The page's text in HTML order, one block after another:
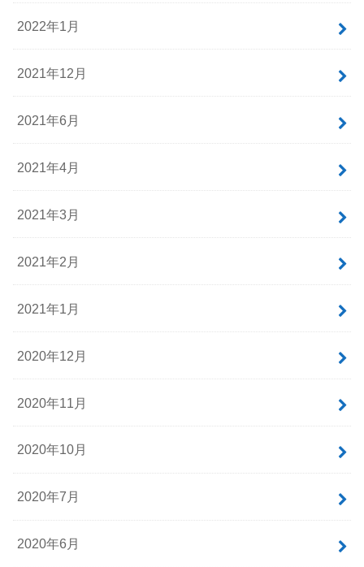
2022年1月
2021年12月
2021年6月
2021年4月
2021年3月
2021年2月
2021年1月
2020年12月
2020年11月
2020年10月
2020年7月
2020年6月